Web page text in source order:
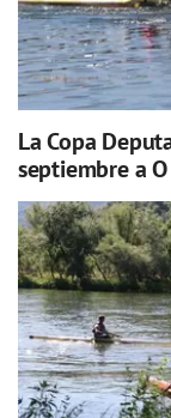
La Copa
septiembre a